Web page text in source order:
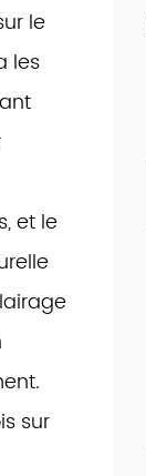
le
les
et le
sur